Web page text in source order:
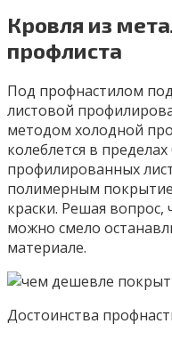
Кровля из
профлиста
Под профнастилом
листовой
методом холодной
колеблется в
профилированных
полимерным
краски. Решая
можно смело
материале.
Достоинства